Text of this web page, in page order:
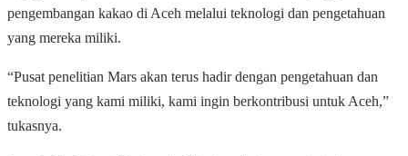
pengembangan kakao di Aceh melalui teknologi dan pengetahuan
yang mereka miliki.
“Pusat penelitian Mars akan terus hadir dengan pengetahuan dan
teknologi yang kami miliki, kami ingin berkontribusi untuk Aceh,”
tukasnya.